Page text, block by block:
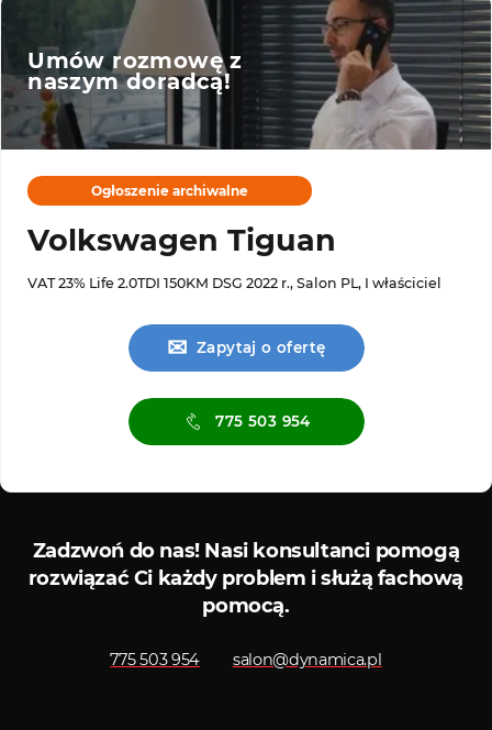
Umów rozmowę z
naszym doradcą!
Ogłoszenie archiwalne
Volkswagen Tiguan
VAT 23% Life 2.0TDI 150KM DSG 2022 r., Salon PL, I właściciel
✉ Zapytaj o ofertę
775 503 954
Zadzwoń do nas!Nasi konsultanci pomogą
rozwiązać Ci każdy problem i służą fachową
pomocą.
775 503 954 salon@dynamica.pl